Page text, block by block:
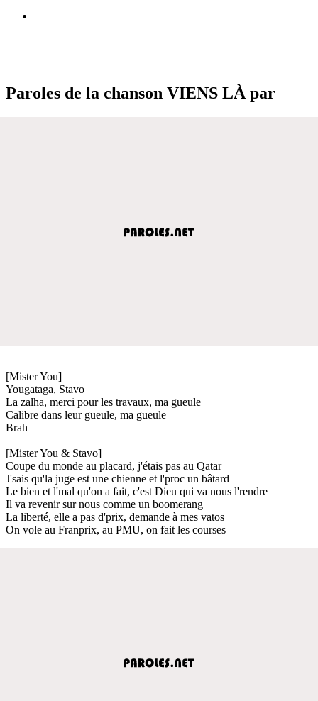
Paroles de la chanson VIENS LÀ par
[Mister You]
Yougataga, Stavo
La zalha, merci pour les travaux, ma gueule
Calibre dans leur gueule, ma gueule
Brah
[Mister You & Stavo]
Coupe du monde au placard, j'étais pas au Qatar
J'sais qu'la juge est une chienne et l'proc un bâtard
Le bien et l'mal qu'on a fait, c'est Dieu qui va nous l'rendre
Il va revenir sur nous comme un boomerang
La liberté, elle a pas d'prix, demande à mes vatos
On vole au Franprix, au PMU, on fait les courses